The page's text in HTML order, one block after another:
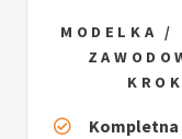
MODELKA /
Kompletna